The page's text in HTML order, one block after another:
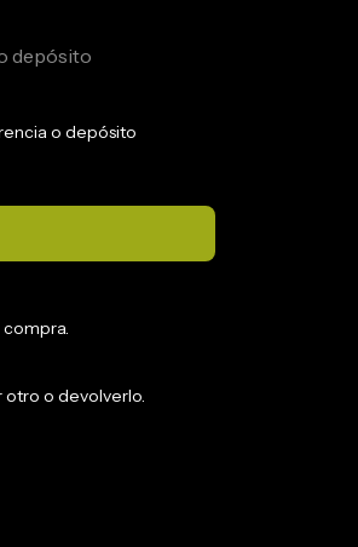
depósito
o depósito
otro o devolverlo.